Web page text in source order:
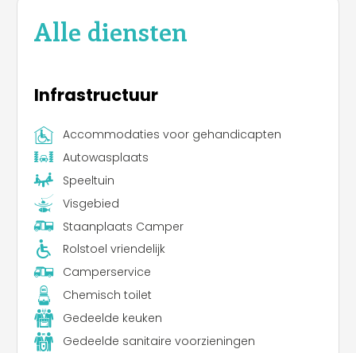
Alle diensten
Infrastructuur
Accommodaties voor gehandicapten
Autowasplaats
Speeltuin
Visgebied
Staanplaats Camper
Rolstoel vriendelijk
Camperservice
Chemisch toilet
Gedeelde keuken
Gedeelde sanitaire voorzieningen